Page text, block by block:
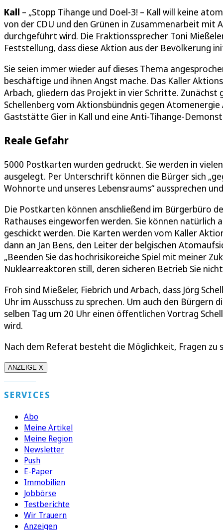
Kall – „Stopp Tihange und Doel-3! – Kall will keine
von der CDU und den Grünen in Zusammenarbeit
durchgeführt wird. Die Fraktionssprecher Toni
Feststellung, dass diese Aktion aus der Bevölkerung
Sie seien immer wieder auf dieses Thema
beschäftige und ihnen Angst mache. Das Kaller
Arbach, gliedern das Projekt in vier Schritte.
Schellenberg vom Aktionsbündnis gegen
Gaststätte Gier in Kall und eine Anti-Tihange-
Reale Gefahr
5000 Postkarten wurden gedruckt. Sie werden in
ausgelegt. Per Unterschrift können die Bürger sich
Wohnorte und unseres Lebensraums“ aussprechen
Die Postkarten können anschließend im Bürgerbüro
Rathauses eingeworfen werden. Sie können
geschickt werden. Die Karten werden vom Kaller
dann an Jan Bens, den Leiter der belgischen
„Beenden Sie das hochrisikoreiche Spiel mit meiner
Nuklearreaktoren still, deren sicheren Betrieb Sie
Froh sind Mießeler, Fiebrich und Arbach, dass Jörg
Uhr im Ausschuss zu sprechen. Um auch den
selben Tag um 20 Uhr einen öffentlichen Vortrag
wird.
Nach dem Referat besteht die Möglichkeit, Fragen zu
ANZEIGE X
SERVICES
Abo
Meine Artikel
Meine Region
Newsletter
Push
E-Paper
Immobilien
Jobbörse
Testberichte
Wir Trauern
Anzeigen